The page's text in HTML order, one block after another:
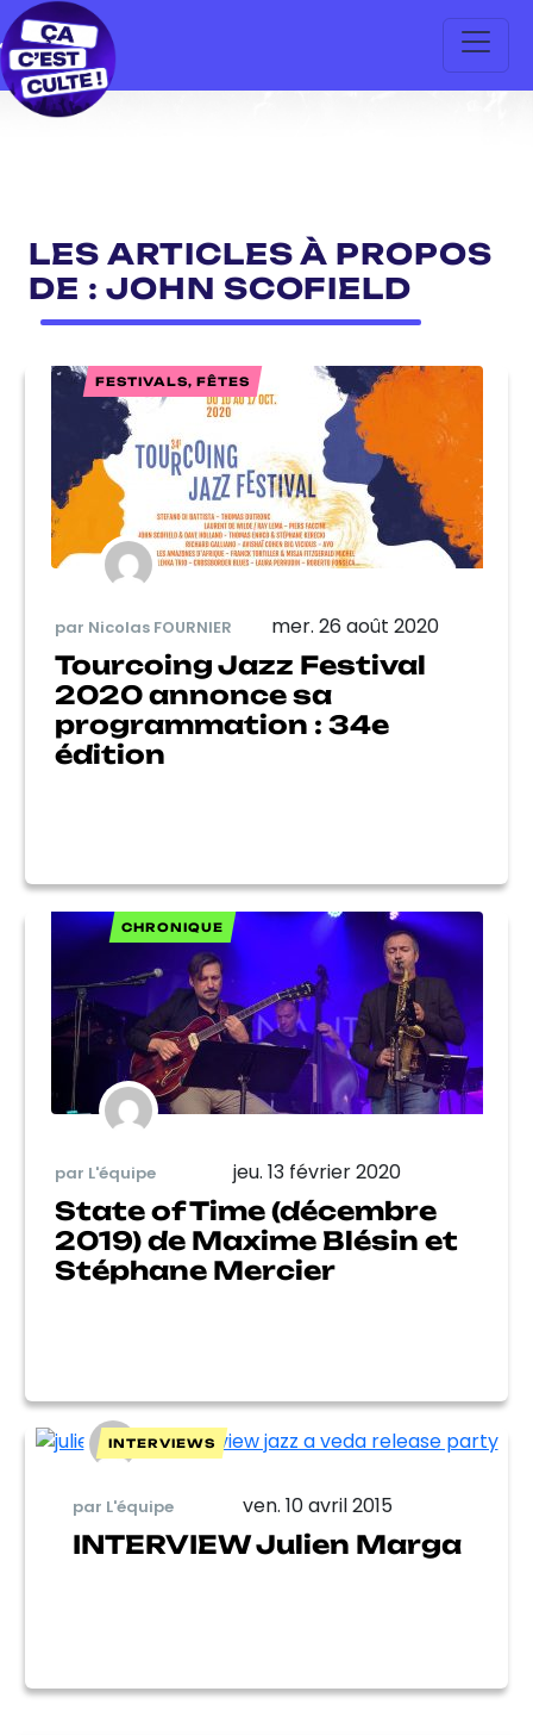
LES ARTICLES À PROPOS
DE : JOHN SCOFIELD
FESTIVALS, FÊTES
par Nicolas FOURNIER mer. 26 août 2020
Tourcoing Jazz Festival
2020 annonce sa
programmation : 34e
édition
CHRONIQUE
par L'équipe jeu. 13 février 2020
State of Time (décembre
2019) de Maxime Blésin et
Stéphane Mercier
INTERVIEWS
par L'équipe ven. 10 avril 2015
INTERVIEW Julien Marga